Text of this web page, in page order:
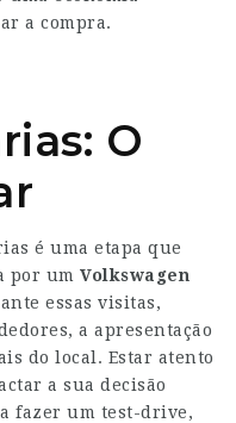
a compra.
O
é uma etapa que
por um Volkswagen
essas visitas,
a apresentação
do local. Estar atento
a sua decisão
fazer um test-drive,